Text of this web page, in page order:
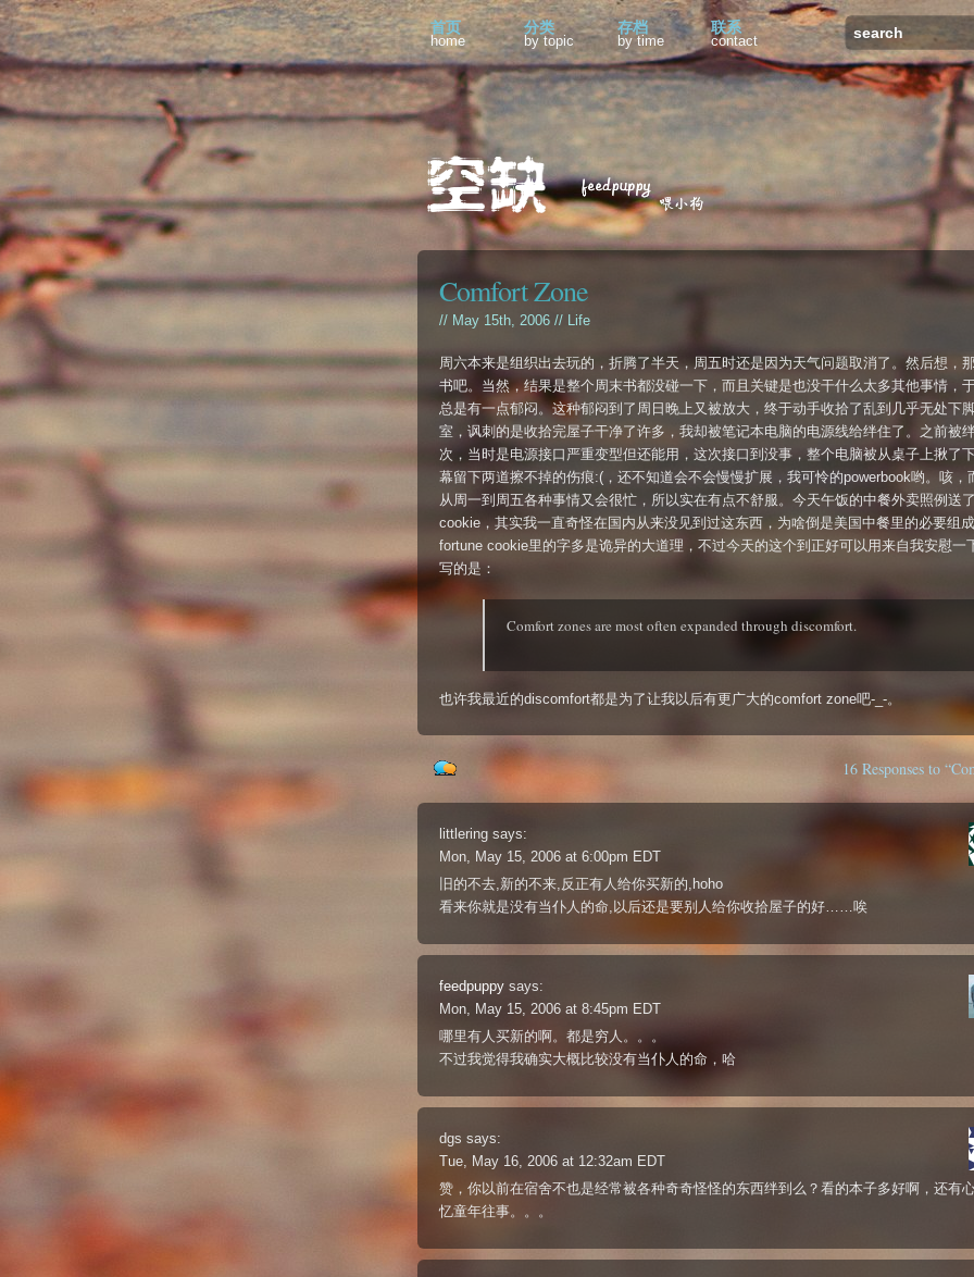
首页
home
分类
by topic
存档
by time
联系
contact
Comfort Zone
// May 15th, 2006 // Life
周六本来是组织出去玩的，折腾了半天，周五时还是因为天气问题取消了。然后想，
书吧。当然，结果是整个周末书都没碰一下，而且关键是也没干什么太多其他事情，
总是有一点郁闷。这种郁闷到了周日晚上又被放大，终于动手收拾了乱到几乎无处下
室，讽刺的是收拾完屋子干净了许多，我却被笔记本电脑的电源线给绊住了。之前被
次，当时是电源接口严重变型但还能用，这次接口到没事，整个电脑被从桌子上揪了
幕留下两道擦不掉的伤痕:(，还不知道会不会慢慢扩展，我可怜的powerbook哟。咳，
从周一到周五各种事情又会很忙，所以实在有点不舒服。今天午饭的中餐外卖照例送
cookie，其实我一直奇怪在国内从来没见到过这东西，为啥倒是美国中餐里的必要组
fortune cookie里的字多是诡异的大道理，不过今天的这个到正好可以用来自我安慰一
写的是：
Comfort zones are most often expanded through discomfort.
也许我最近的discomfort都是为了让我以后有更广大的comfort zone吧-_-。
16 Responses to
littlering says:
Mon, May 15, 2006 at 6:00pm EDT
旧的不去,新的不来,反正有人给你买新的,hoho
看来你就是没有当仆人的命,以后还是要别人给你收拾屋子的好……唉
feedpuppy says:
Mon, May 15, 2006 at 8:45pm EDT
哪里有人买新的啊。都是穷人。。。
不过我觉得我确实大概比较没有当仆人的命，哈
dgs says:
Tue, May 16, 2006 at 12:32am EDT
赞，你以前在宿舍不也是经常被各种奇奇怪怪的东西绊到么？看的本子多好啊，还有
忆童年往事。。。